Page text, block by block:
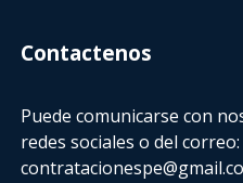
Contactenos
Puede comunicarse con
redes sociales o del correo: